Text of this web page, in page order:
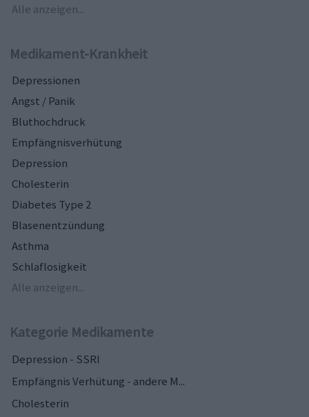
Alle anzeigen...
Medikament-Krankheit
Depressionen
Angst / Panik
Bluthochdruck
Empfängnisverhütung
Depression
Cholesterin
Diabetes Type 2
Blasenentzündung
Asthma
Schlaflosigkeit
Alle anzeigen...
Kategorie Medikamente
Depression - SSRI
Empfängnis Verhütung - andere M...
Cholesterin